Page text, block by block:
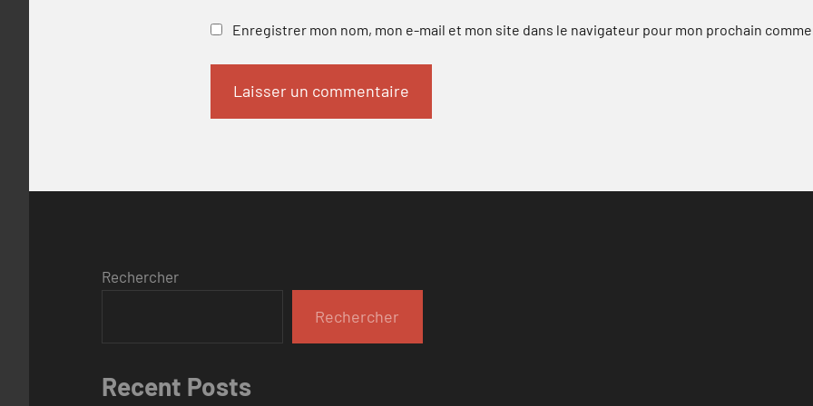
Enregistrer mon nom, mon e-mail et mon site dans le navigateur pour mon prochain
Rechercher
Rechercher
Recent Posts